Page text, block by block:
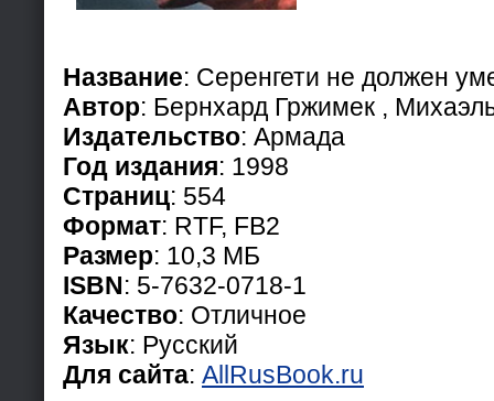
Название: Серенгети не должен
Автор: Бернхард Гржимек ,
Издательство: Армада
Год издания: 1998
Страниц: 554
Формат: RTF, FB2
Размер: 10,3 МБ
ISBN: 5-7632-0718-1
Качество: Отличное
Язык: Русский
Для сайта: AllRusBook.ru